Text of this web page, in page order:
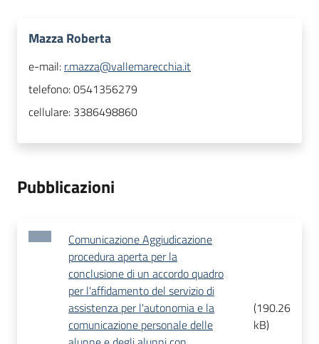
Mazza Roberta
e-mail: r.mazza@vallemarecchia.it
telefono:0541356279
cellulare: 3386498860
Pubblicazioni
Comunicazione Aggiudicazione
procedura aperta per la
conclusione di un accordo quadro
per l'affidamento del servizio di
assistenza per l'autonomia e la
comunicazione personale delle
(190.26
kB)